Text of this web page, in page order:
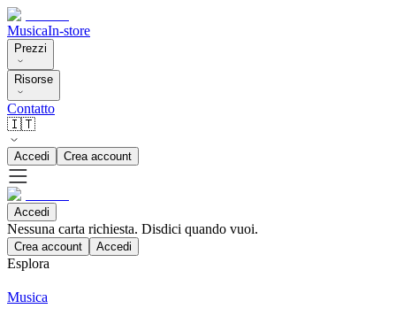
MusicaIn-store
Prezzi
Risorse
Contatto
🇮🇹
Accedi Crea account
Accedi
Nessuna carta richiesta. Disdici quando vuoi.
Crea account Accedi
Esplora
Musica